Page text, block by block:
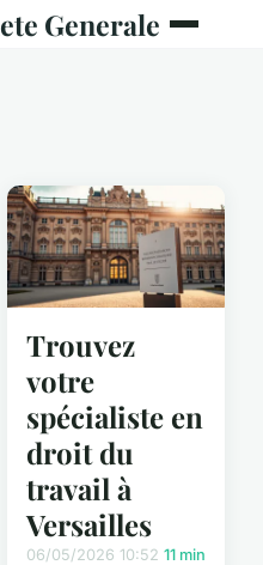
Generale
Trouvez
votre
spécialiste en
droit du
travail à
Versailles
06/05/2026 10:52 11 min